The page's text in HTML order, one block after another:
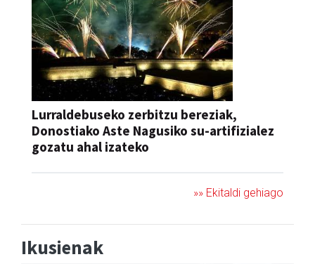
Lurraldebuseko zerbitzu bereziak,
Donostiako Aste Nagusiko su-artifizialez
gozatu ahal izateko
»» Ekitaldi gehiago
Ikusienak